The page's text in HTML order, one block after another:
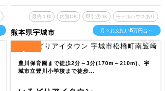
熊本県宇城市
最終１棟 内覧OK 即引渡OK モデルハウスあり
月々お支払い6万円台～
4
豊川保育園まで徒歩2分～3分(170m～210m)、宇
城市立豊川小学校まで徒歩…